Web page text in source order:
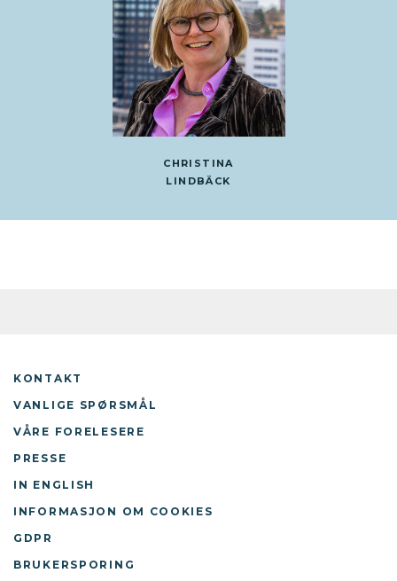
CHRISTINA
LINDBÄCK
KONTAKT
VANLIGE SPØRSMÅL
VÅRE FORELESERE
PRESSE
IN ENGLISH
INFORMASJON OM COOKIES
GDPR
BRUKERSPORING